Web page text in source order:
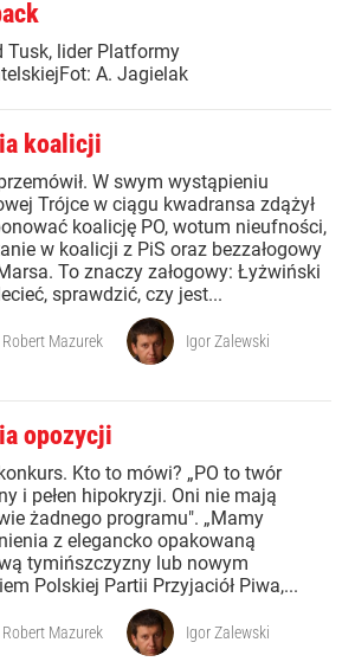
Tusk, lider Platformy
A. Jagielak
koalicji
W swym wystąpieniu
Trójce w ciągu kwadransa zdążył
koalicję PO, wotum nieufności,
w koalicji z PiS oraz bezzałogowy
To znaczy załogowy: Łyżwiński
sprawdzić, czy jest...
Robert Mazurek Igor Zalewski
opozycji
Kto to mówi? „PO to twór
i pełen hipokryzji. Oni nie mają
żadnego programu". „Mamy
z elegancko opakowaną
tymińszczyzny lub nowym
Polskiej Partii Przyjaciół Piwa,...
Robert Mazurek Igor Zalewski